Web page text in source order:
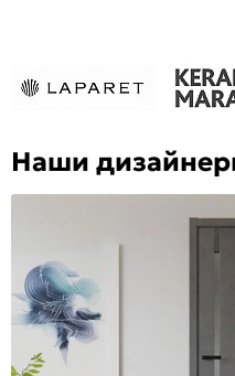
Наши